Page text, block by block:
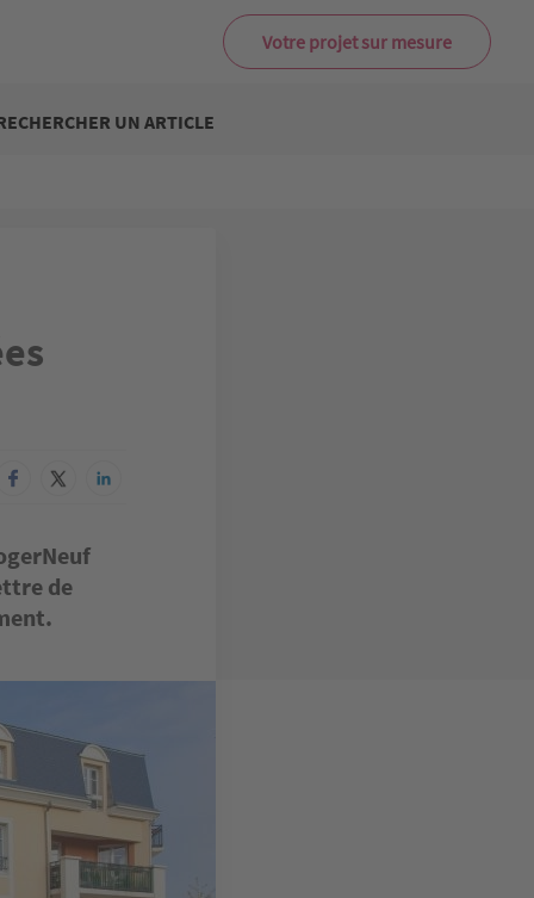
Votre projet sur mesure
UN ARTICLE
de